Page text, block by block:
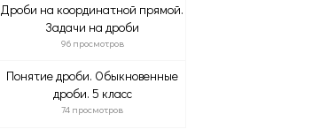
Дроби на координатной прямой.
Задачи на дроби
96 просмотров
Понятие дроби. Обыкновенные
дроби. 5 класс
74 просмотров